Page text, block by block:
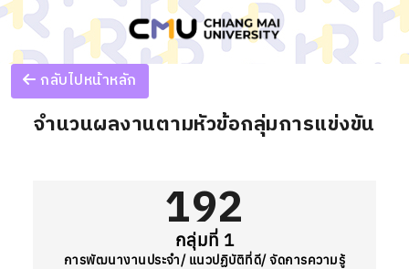
กลับไปหน้าหลัก
จำนวนผลงานตามหัวข้อกลุ่มการแข่งขัน
192
กลุ่มที่ 1
การพัฒนางานประจำ/ แนวปฏิบัติที่ดี/ จัดการความรู้